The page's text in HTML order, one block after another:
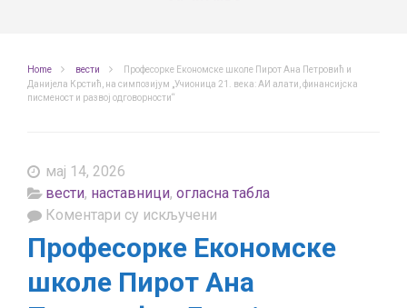
Home вести
Професорке Економске школе Пирот Ана Петровић и
Данијела Крстић, на симпозијум „Учионица 21. века: АИ алати, финансијска
писменост и развој одговорности“
мај 14, 2026
вести, наставници, огласна табла
Коментари су искључени
Економске
школе
Професорке Економске
школе Пирот Ана